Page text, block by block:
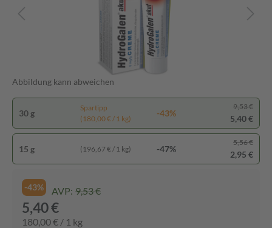
Abbildung kann abweichen
30 g
Spartipp
(180,00 € / 1 kg)
-43%
9,53 €
5,40 €
15 g (196,67 € / 1 kg) -47%
5,56 €
2,95 €
-43% AVP: 9,53 €
5,40 €
180,00 € / 1 kg